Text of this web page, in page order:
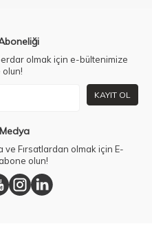
olmak için e-bültenimize
olun!
KAYIT OL
Fırsatlardan olmak için E-
olun!